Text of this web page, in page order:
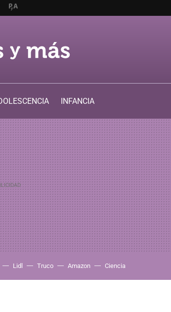
INFANCIA
Lidl Truco Amazon Ciencia